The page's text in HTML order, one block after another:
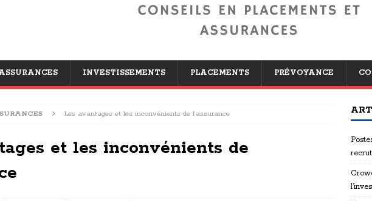
INVESTISSEMENTS PLACEMENTS PRÉVOYANCE
Les avantages et les inconvénients de l’assurance
et les inconvénients de